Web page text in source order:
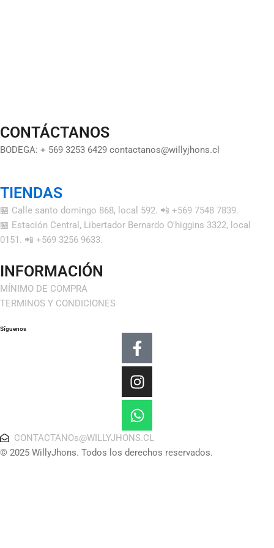
CONTÁCTANOS
BODEGA: + 569 3253 6429 contactanos@willyjhons.cl
TIENDAS
🏪 Calle santo domingo 868, local 592. 📲 +569 7548 7839.
🏪 Estación Central, Libertador Bernardo O'higgins 3322, local
0151. 📲 +569 3256 9633.
INFORMACIÓN
MÍNIMO DE COMPRA
TERMINOS Y CONDICIONES
Síguenos
Facebook-
f
Instagram
Whatsapp
CONTACTANOs@WILLYJHONS.CL
© 2025 WillyJhons. Todos los derechos reservados.